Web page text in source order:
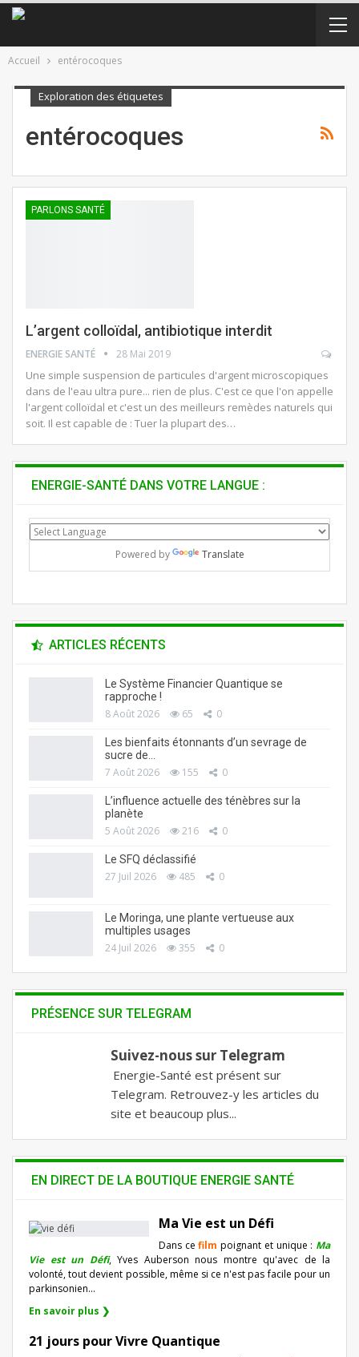
Accueil entérocoques
Exploration des étiquetes
entérocoques
PARLONS SANTÉ
L’argent colloïdal, antibiotique interdit
ENERGIE SANTÉ 28 Mai 2019
Une simple suspension de particules d'argent microscopiques
dans de l'eau ultra pure... rien de plus. C'est ce que l'on appelle
l'argent colloïdal et c'est un des meilleurs remèdes naturels qui
soit. Il est capable de : Tuer la plupart des…
ENERGIE-SANTÉ DANS VOTRE LANGUE :
Powered by Translate
ARTICLES RÉCENTS
Le Système Financier Quantique se
rapproche !
8 Août 2026 65 0
Les bienfaits étonnants d’un sevrage de
sucre de…
7 Août 2026 155 0
L’influence actuelle des ténèbres sur la
planète
5 Août 2026 216 0
Le SFQ déclassifié
27 Juil 2026 485 0
Le Moringa, une plante vertueuse aux
multiples usages
24 Juil 2026 355 0
PRÉSENCE SUR TELEGRAM
Suivez-nous sur Telegram
Energie-Santé est présent sur
Telegram. Retrouvez-y les articles du
site et beaucoup plus...
EN DIRECT DE LA BOUTIQUE ENERGIE SANTÉ
Ma Vie est un Défi
Dans cefilm poignant et unique : Ma
Vie est un Défi, Yves Auberson nous montre qu'avec de la
volonté, tout devient possible, même si ce n'est pas facile pour un
parkinsonien…
En savoir plus ❯
21 jours pour Vivre Quantique